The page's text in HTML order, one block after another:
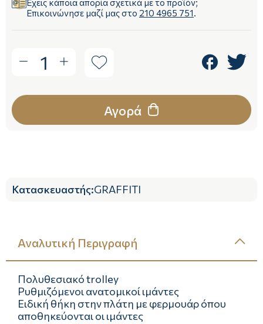
Έχεις κάποια απορία σχετικά με το προϊόν;
Επικοινώνησε μαζί μας στο 210 4965 751.
1
Αγορά
Κατασκευαστής:GRAFFITI
Αναλυτική Περιγραφή
Πολυθεσιακό trolley
Ρυθμιζόμενοι ανατομικοί ιμάντες
Ειδική θήκη στην πλάτη με φερμουάρ όπου
αποθηκεύονται οι ιμάντες